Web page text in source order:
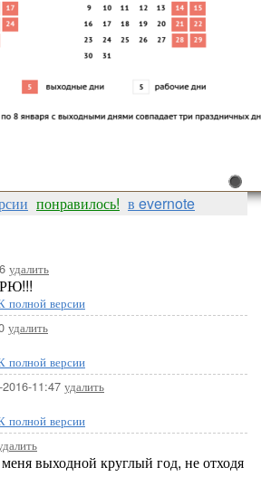
понравилось! в evernote
удалить
полной версии
удалить
полной версии
11:47 удалить
полной версии
выходной круглый год, не отходя